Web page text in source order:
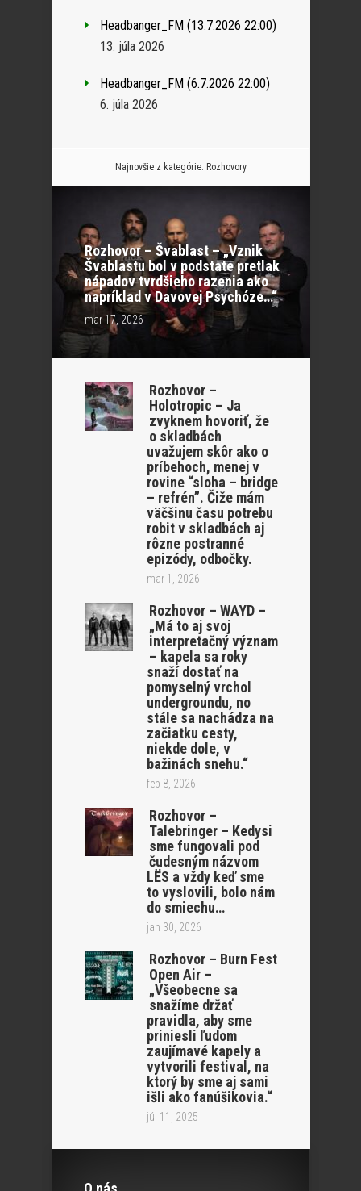
Headbanger_FM (13.7.2026 22:00)
13. júla 2026
Headbanger_FM (6.7.2026 22:00)
6. júla 2026
Najnovšie z kategórie: Rozhovory
Rozhovor – Švablast – „Vznik
Švablastu bol v podstate pretlak
nápadov tvrdšieho razenia ako
napríklad v Davovej Psychóze…“
mar 17, 2026
Rozhovor –
Holotropic – Ja
zvyknem hovoriť, že
o skladbách
uvažujem skôr ako o
príbehoch, menej v
rovine “sloha – bridge
– refrén”. Čiže mám
väčšinu času potrebu
robit v skladbách aj
rôzne postranné
epizódy, odbočky.
mar 1, 2026
Rozhovor – WAYD –
„Má to aj svoj
interpretačný význam
– kapela sa roky
snaží dostať na
pomyselný vrchol
undergroundu, no
stále sa nachádza na
začiatku cesty,
niekde dole, v
bažinách snehu.“
feb 8, 2026
Rozhovor –
Talebringer – Kedysi
sme fungovali pod
čudesným názvom
LËS a vždy keď sme
to vyslovili, bolo nám
do smiechu…
jan 30, 2026
Rozhovor – Burn Fest
Open Air –
„Všeobecne sa
snažíme držať
pravidla, aby sme
priniesli ľudom
zaujímavé kapely a
vytvorili festival, na
ktorý by sme aj sami
išli ako fanúšikovia.“
júl 11, 2025